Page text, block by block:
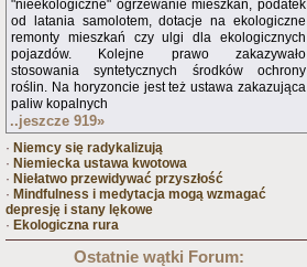
"nieekologiczne" ogrzewanie mieszkań, podatek
od latania samolotem, dotacje na ekologiczne
remonty mieszkań czy ulgi dla ekologicznych
pojazdów. Kolejne prawo zakazywało
stosowania syntetycznych środków ochrony
roślin. Na horyzoncie jest też ustawa zakazująca
paliw kopalnych
..jeszcze 919»
· Niemcy się radykalizują
· Niemiecka ustawa kwotowa
· Niełatwo przewidywać przyszłość
· Mindfulness i medytacja mogą wzmagać
depresję i stany lękowe
· Ekologiczna rura
Ostatnie wątki Forum: